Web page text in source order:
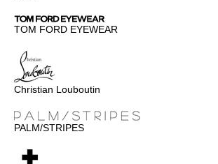
TOM FORD EYEWEAR
Christian Louboutin
PALM/STRIPES